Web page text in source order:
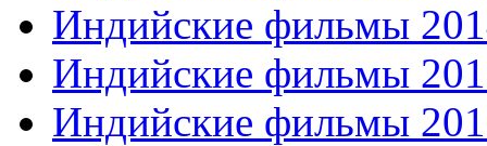
Индийские фильмы
Индийские фильмы
Индийские фильмы